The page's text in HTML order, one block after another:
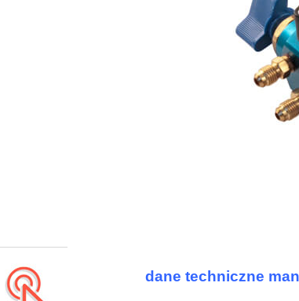
dane techniczne